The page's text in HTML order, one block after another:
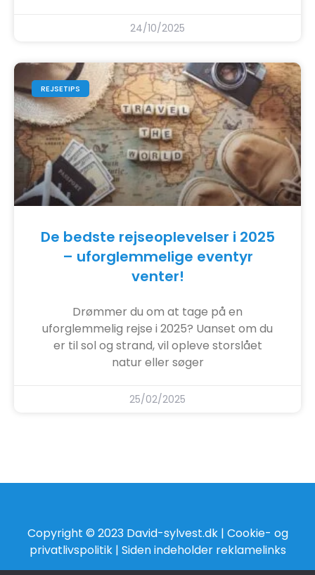
24/10/2025
REJSETIPS
De bedste rejseoplevelser i 2025
– uforglemmelige eventyr
venter!
Drømmer du om at tage på en
uforglemmelig rejse i 2025? Uanset om du
er til sol og strand, vil opleve storslået
natur eller søger
25/02/2025
Copyright © 2023 David-sylvest.dk | Cookie- og
privatlivspolitik| Siden indeholder reklamelinks